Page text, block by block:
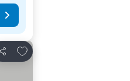
Teilen
Zu Favoriten hinzufügen